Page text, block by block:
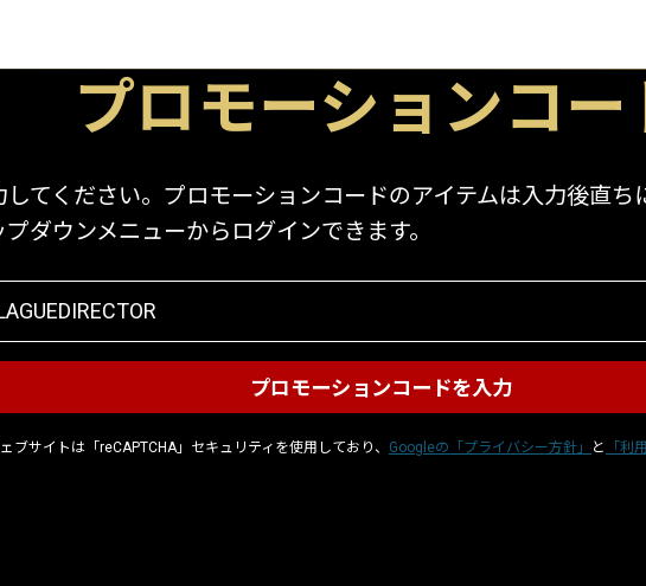
プロモーションコー
てください。プロモーションコードのアイテムは入力後直
ダウンメニューからログインできます。
ブサイトは「reCAPTCHA」セキュリティを使用しており、 Googleの「プライバシー方針」 と 「利